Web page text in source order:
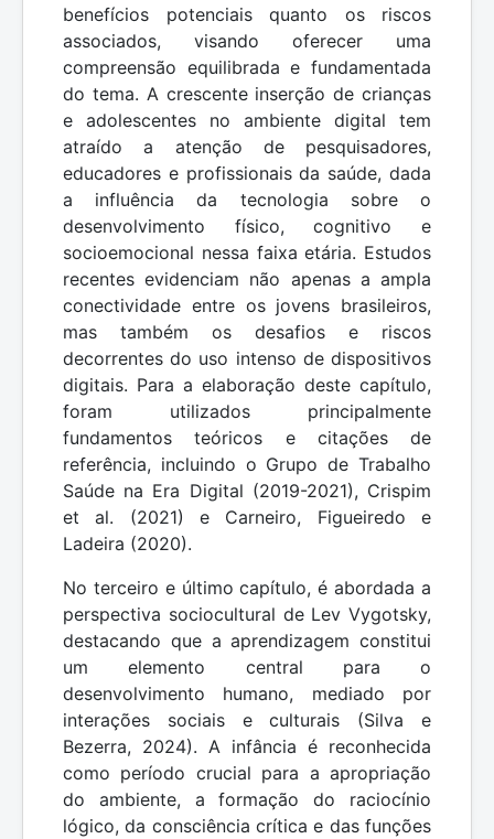
benefícios potenciais quanto os riscos
associados, visando oferecer uma
compreensão equilibrada e fundamentada
do tema. A crescente inserção de crianças
e adolescentes no ambiente digital tem
atraído a atenção de pesquisadores,
educadores e profissionais da saúde, dada
a influência da tecnologia sobre o
desenvolvimento físico, cognitivo e
socioemocional nessa faixa etária. Estudos
recentes evidenciam não apenas a ampla
conectividade entre os jovens brasileiros,
mas também os desafios e riscos
decorrentes do uso intenso de dispositivos
digitais. Para a elaboração deste capítulo,
foram utilizados principalmente
fundamentos teóricos e citações de
referência, incluindo o Grupo de Trabalho
Saúde na Era Digital (2019-2021), Crispim
et al. (2021) e Carneiro, Figueiredo e
Ladeira (2020).
No terceiro e último capítulo, é abordada a
perspectiva sociocultural de Lev Vygotsky,
destacando que a aprendizagem constitui
um elemento central para o
desenvolvimento humano, mediado por
interações sociais e culturais (Silva e
Bezerra, 2024). A infância é reconhecida
como período crucial para a apropriação
do ambiente, a formação do raciocínio
lógico, da consciência crítica e das funções